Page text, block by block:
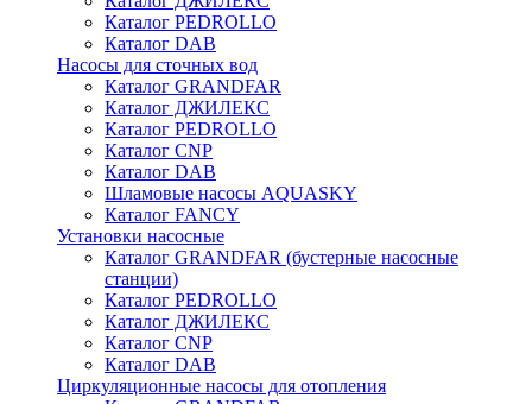
Каталог PEDROLLO
Каталог DAB
Насосы для сточных вод
Каталог GRANDFAR
Каталог ДЖИЛЕКС
Каталог PEDROLLO
Каталог CNP
Каталог DAB
Шламовые насосы AQUASKY
Каталог FANCY
Установки насосные
Каталог GRANDFAR (бустерные насосные
станции)
Каталог PEDROLLO
Каталог ДЖИЛЕКС
Каталог CNP
Каталог DAB
Циркуляционные насосы для отопления